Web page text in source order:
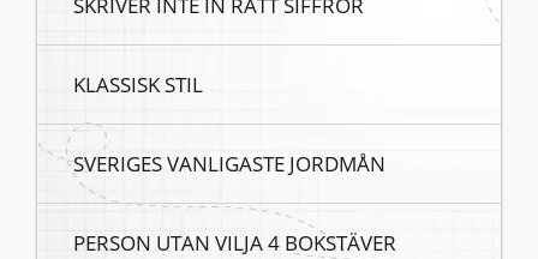
KLASSISK STIL
SVERIGES VANLIGASTE JORDMÅN
PERSON UTAN VILJA 4 BOKSTÄVER